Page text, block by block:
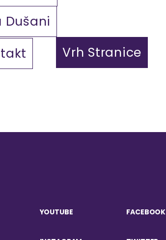
Dušani
Vrh Stranice
YOUTUBE FACEBOOK